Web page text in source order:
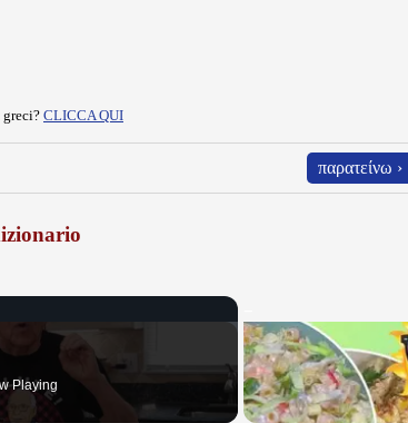
CLICCA QUI
παρατείνω ›
Playing